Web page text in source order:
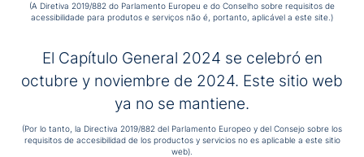
ein Generalkapitel des Hospitalordens des Heiligen
Polnischen Provinz zum Ausdruck bringen, die sich
zusammen mit ihren Gemeinschaften in der Ukraine
und in Israel stark für die humanitäre Hilfe für die
Betroffenen in diesen Regionen einsetzt, die derzeit
mit großen Schwierigkeiten zu kämpfen haben.
(A Diretiva 2019/882 do Parlamento Europeu e do Conselho sobre requisitos de
acessibilidade para produtos e serviços não é, portanto, aplicável a este site.)
El Capítulo General 2024 se celebró en
octubre y noviembre de 2024. Este sitio web
ya no se mantiene.
(Por lo tanto, la Directiva 2019/882 del Parlamento Europeo y del Consejo sobre los
requisitos de accesibilidad de los productos y servicios no es aplicable a este sitio
web).